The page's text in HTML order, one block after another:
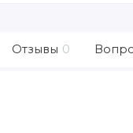
Отзывы 0